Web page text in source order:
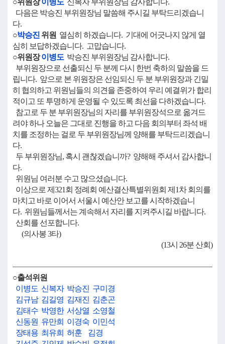
○위원장이병도 신복자 부위원장님 감사합니다.
다음은 박승진 부위원장님 말씀해 주시길 부탁드리겠습니
다.
○박승진 위원 열심히 하겠습니다. 기대에 어긋나지 않게 열
심히 보답하겠습니다. 고맙습니다.
○위원장이병도 박승진 부위원장님 감사합니다.
부위원장으로 선출되신 두 분께 다시 한번 축하의 말씀을 드
립니다. 앞으로 본 위원장은 선임되신 두 분 부위원장과 긴밀
히 협의하고 위원님들의 의견을 존중하여 우리 예결위가 합리
적이고 또 투명하게 운영될 수 있도록 최선을 다하겠습니다.
참고로 두 분 부위원장님의 자리를 부위원장석으로 옮겨드
려야 하나 오늘은 그대로 진행을 하고 다음 회의부터 좌석 배
치를 조정하는 걸로 두 부위원장님께 양해를 부탁드리겠습니
다.
두 부위원장님, 혹시 괜찮겠습니까? 양해해 주셔서 감사합니
다.
위원님 여러분 수고 많으셨습니다.
이상으로 제321회 정례회 예산결산특별위원회 제1차 회의를
마치고 바로 이어서 서울시 예산안 보고를 시작하겠습니
다. 위원님들께서는 계속해서 자리를 지켜주시길 바랍니다.
산회를 선포합니다.
(의사봉 3타)
(13시 26분 산회)
○출석위원
이병도 신복자 박승진 구미경
김규남 김길영 김재진 김춘곤
김태수 박영한 서상열 소영철
신동원 유만희 이경숙 이민석
장태용 최유희 허훈
김경